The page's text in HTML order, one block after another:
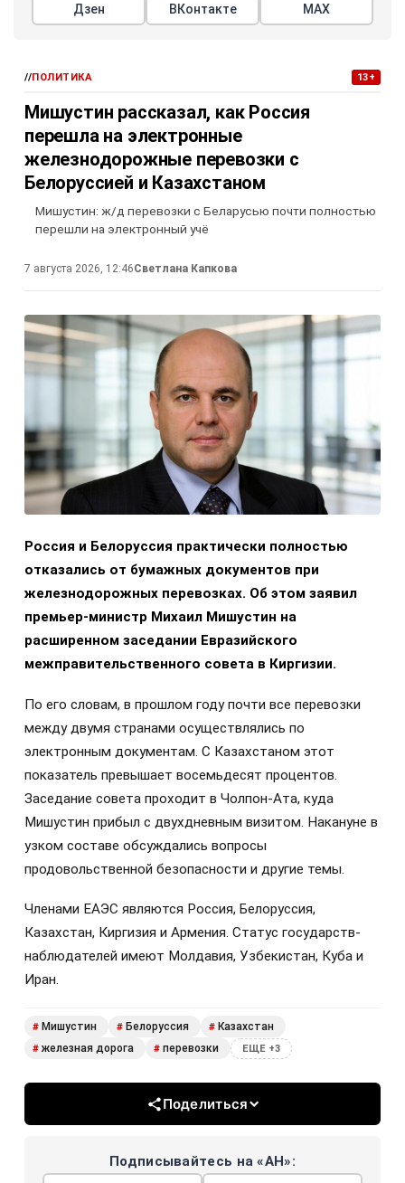
Дзен ВКонтакте МАХ
//ПОЛИТИКА 13+
Мишустин рассказал, как Россия
перешла на электронные
железнодорожные перевозки с
Белоруссией и Казахстаном
Мишустин: ж/д перевозки с Беларусью почти полностью
перешли на электронный учё
7 августа 2026, 12:46Светлана Капкова
Россия и Белоруссия практически полностью
отказались от бумажных документов при
железнодорожных перевозках. Об этом заявил
премьер-министр Михаил Мишустин на
расширенном заседании Евразийского
межправительственного совета в Киргизии.
По его словам, в прошлом году почти все перевозки
между двумя странами осуществлялись по
электронным документам. С Казахстаном этот
показатель превышает восемьдесят процентов.
Заседание совета проходит в Чолпон-Ата, куда
Мишустин прибыл с двухдневным визитом. Накануне в
узком составе обсуждались вопросы
продовольственной безопасности и другие темы.
Членами ЕАЭС являются Россия, Белоруссия,
Казахстан, Киргизия и Армения. Статус государств-
наблюдателей имеют Молдавия, Узбекистан, Куба и
Иран.
# Мишустин # Белоруссия # Казахстан
# железная дорога # перевозки ЕЩЕ +3
Поделиться
Подписывайтесь на «АН»: